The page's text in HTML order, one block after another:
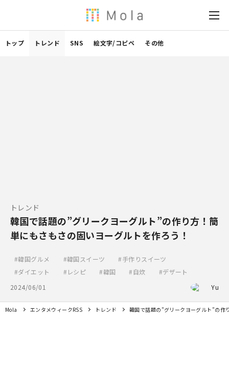
トップ トレンド SNS 絵文字/コピペ その他
トレンド
韓国で話題の”グリークヨーグルト”の作り方！簡
単にもさもさの固いヨーグルトを作ろう！
韓国グルメ 韓国スイーツ
手作りスイーツ
ダイエット
レシピ 韓国 自炊
デザート
2024/06/01
Yu
Mola エンタメウィークRSS トレンド 韓国で話題の”グリークヨーグルト”の